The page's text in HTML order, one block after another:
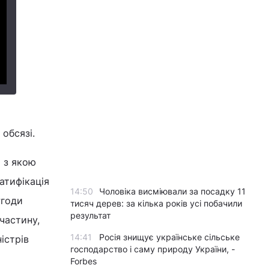
з якою
14:50
Чоловіка висміювали за посадку 11
тисяч дерев: за кілька років усі побачили
результат
14:41
Росія знищує українське сільське
господарство і саму природу України, -
Forbes